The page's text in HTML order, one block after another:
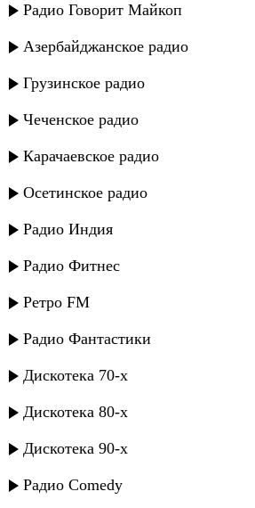
Радио Говорит Майкоп
Азербайджанское радио
Грузинское радио
Чеченское радио
Карачаевское радио
Осетинское радио
Радио Индия
Радио Фитнес
Ретро FM
Радио Фантастики
Дискотека 70-х
Дискотека 80-х
Дискотека 90-х
Радио Comedy
Санижат Султанова - Гъудул
Султан и Эльчин Кулиев -
Султан - Танцуй, Кавказ
Султан и Лилу - Музыка дождя
Анастасия Андреа и Султан
Марина Алиева и Султан -
Шамиль Эльдаров - Аварская